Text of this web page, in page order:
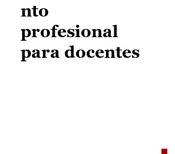
nto
profesional
para docentes